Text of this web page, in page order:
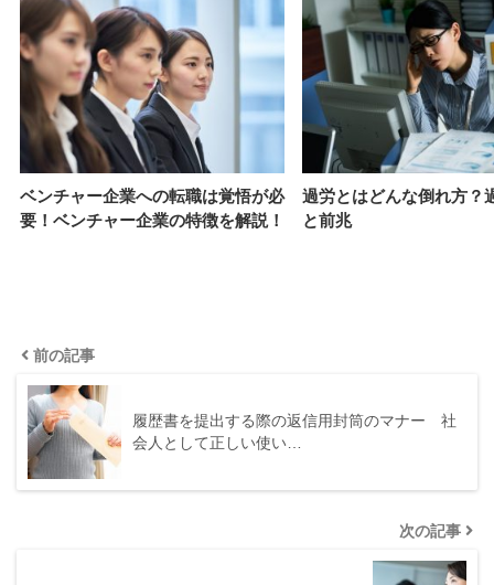
ベンチャー企業への転職は覚悟が必
要！ベンチャー企業の特徴を解説！
過労とはどんな倒れ方？
と前兆
前の記事
履歴書を提出する際の返信用封筒のマナー 社
会人として正しい使い…
次の記事